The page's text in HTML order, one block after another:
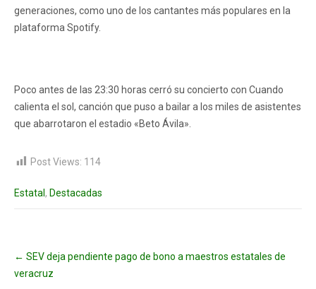
generaciones, como uno de los cantantes más populares en la
plataforma Spotify.
Poco antes de las 23:30 horas cerró su concierto con Cuando
calienta el sol, canción que puso a bailar a los miles de asistentes
que abarrotaron el estadio «Beto Ávila».
Post Views: 114
Estatal , Destacadas
navigation
← SEV deja pendiente pago de bono a maestros estatales de
veracruz